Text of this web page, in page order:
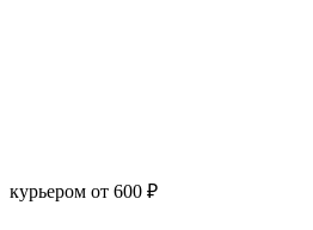
курьером от 600 ₽